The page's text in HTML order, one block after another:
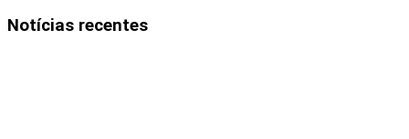
Notícias recentes